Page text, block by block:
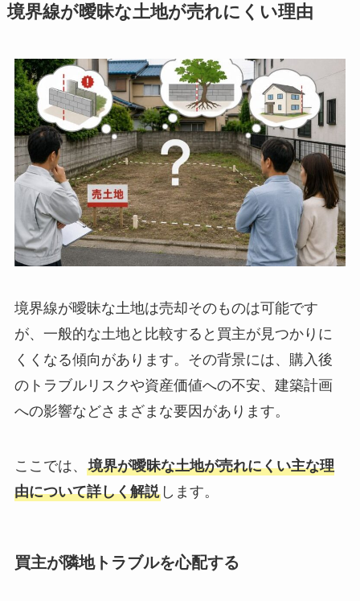
境界線が曖昧な土地が売れにくい理由
境界線が曖昧な土地は売却そのものは可能です
が、一般的な土地と比較すると買主が見つかりに
くくなる傾向があります。その背景には、購入後
のトラブルリスクや資産価値への不安、建築計画
への影響などさまざまな要因があります。
ここでは、 境界が曖昧な土地が売れにくい主な理
由について詳しく解説します。
買主が隣地トラブルを心配する